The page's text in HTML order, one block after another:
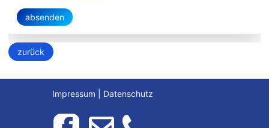
absenden
zurück
Impressum Datenschutz